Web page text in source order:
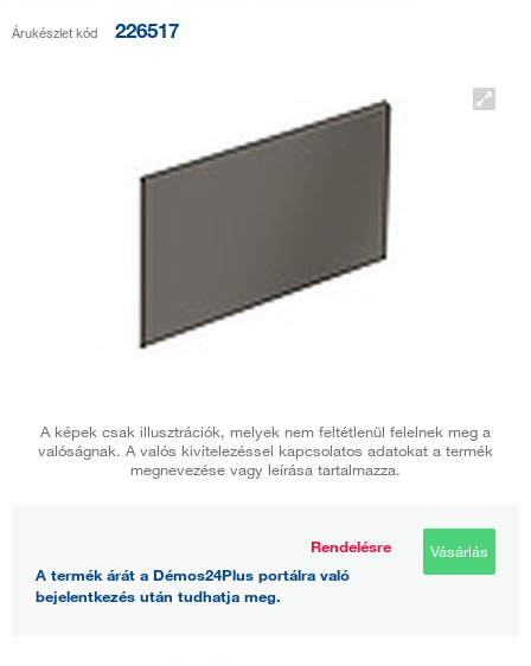
Árukészlet kód 226517
A képek csak illusztrációk, melyek nem feltétlenül felelnek meg a
valóságnak. A valós kivitelezéssel kapcsolatos adatokat a termék
megnevezése vagy leírása tartalmazza.
Rendelésre
A termék árát a Démos24Plus portálra való
bejelentkezés után tudhatja meg.
Vásárlás